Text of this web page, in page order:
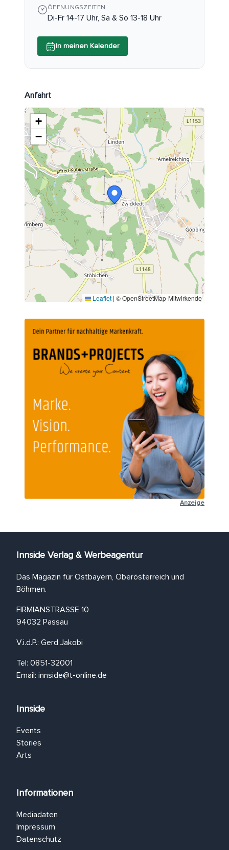
ÖFFNUNGSZEITEN
Di-Fr 14-17 Uhr, Sa & So 13-18 Uhr
In meinen Kalender
Anfahrt
+
−
Leaflet | © OpenStreetMap-Mitwirkende
Anzeige
Innside Verlag & Werbeagentur
Das Magazin für Ostbayern, Oberösterreich und
Böhmen.
FIRMIANSTRASSE 10
94032 Passau
V.i.d.P.: Gerd Jakobi
Tel: 0851-32001
Email: innside@t-online.de
Innside
Events
Stories
Arts
Informationen
Mediadaten
Impressum
Datenschutz